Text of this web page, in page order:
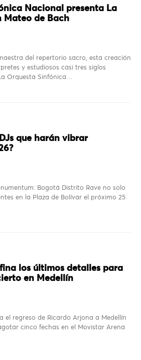
Nacional presenta La
Mateo de Bach
del repertorio sacro, esta creación
y estudiosos casi tres siglos
Orquesta Sinfónica…
que harán vibrar
Bogotá Distrito Rave no solo
en la Plaza de Bolívar el próximo 25
los últimos detalles para
en Medellín
el regreso de Ricardo Arjona a Medellín
cinco fechas en el Movistar Arena